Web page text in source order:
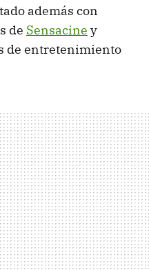
además con
de Sensacine y
de entretenimiento